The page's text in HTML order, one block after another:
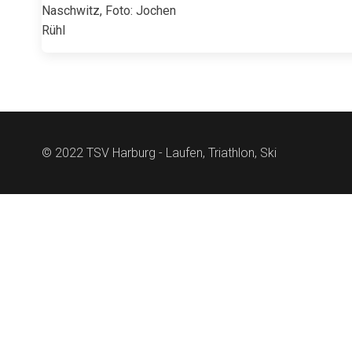
Naschwitz, Foto: Jochen
Rühl
© 2022 TSV Harburg - Laufen, Triathlon, Ski